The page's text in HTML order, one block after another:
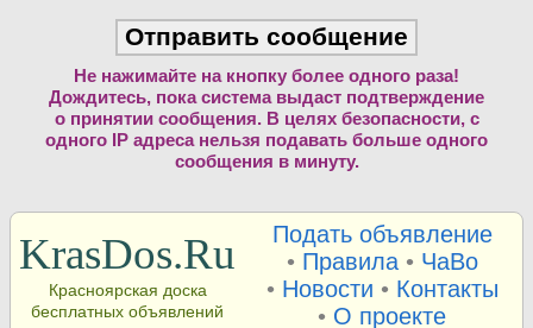
Не нажимайте на кнопку более одного раза!
Дождитесь, пока система выдаст подтверждение
о принятии сообщения. В целях безопасности, с
одного IP адреса нельзя подавать больше одного
сообщения в минуту.
KrasDos.Ru
Красноярская доска
бесплатных объявлений
Подать объявление
• Правила• ЧаВо
• Новости • Контакты
• О проекте